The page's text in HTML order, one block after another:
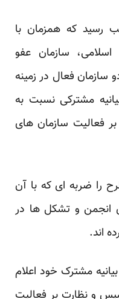
رسید که همزمان با
سازمان عفو
فعال در زمینه
مشترکی نسبت به
فعالیت سازمان های
را ضربه ای که با آن
انجمن و تشکل ها در
اند.
مشترک خود اعلام
و نظارت بر فعالیت